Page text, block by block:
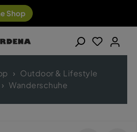
Shop
Outdoor & Lifestyle
Wanderschuhe